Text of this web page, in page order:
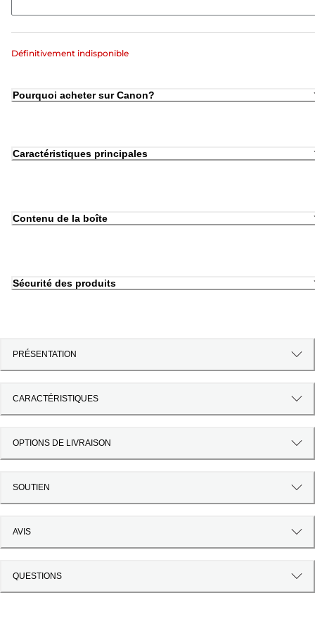
Définitivement indisponible
Pourquoi acheter sur Canon?
Caractéristiques principales
Contenu de la boîte
Sécurité des produits
PRÉSENTATION
CARACTÉRISTIQUES
OPTIONS DE LIVRAISON
SOUTIEN
AVIS
QUESTIONS